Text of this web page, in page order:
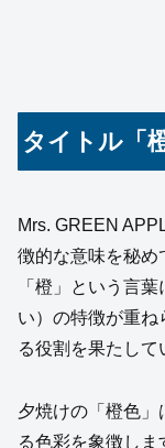
タイトル「
Mrs. GREEN
徴的な意味を秘め
「橙」という言
い）の特徴が重ね
る役割を果たして
夕焼けの「橙色」
る色彩を象徴しま